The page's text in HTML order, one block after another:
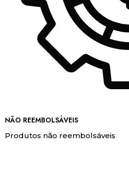
NÃO REEMBOLSÁVEIS
Produtos não reembolsáveis